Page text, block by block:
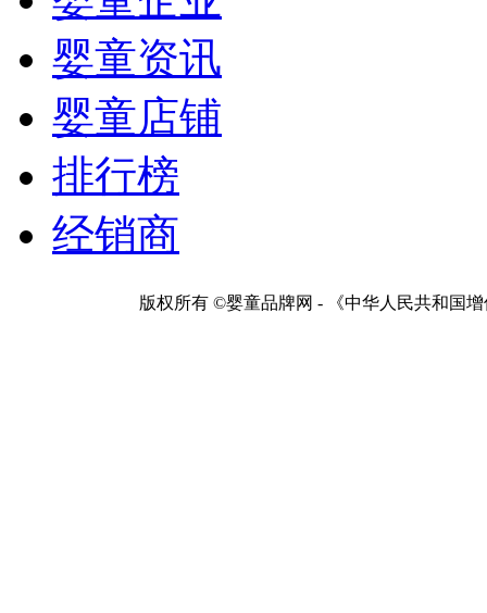
婴童资讯
婴童店铺
排行榜
经销商
版权所有 ©婴童品牌网 - 《中华人民共和国